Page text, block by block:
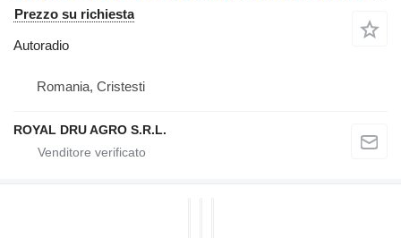
Prezzo su richiesta
Autoradio
Romania, Cristesti
ROYAL DRU AGRO S.R.L.